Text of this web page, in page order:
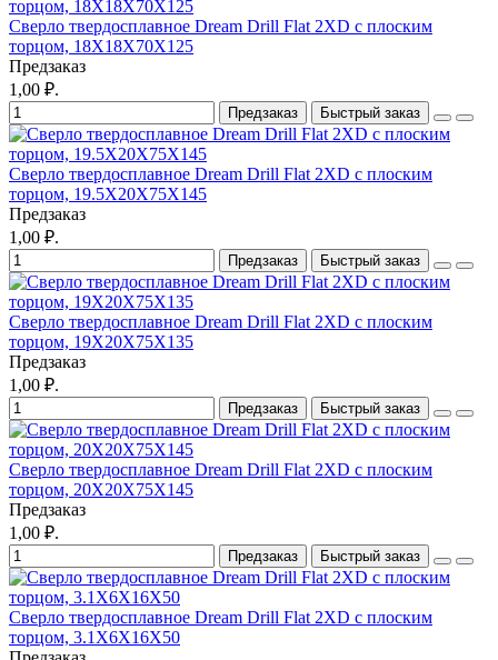
Сверло твердосплавное Dream Drill Flat 2XD с плоским
торцом, 18X18X70X125
Предзаказ
1,00 ₽.
Предзаказ Быстрый заказ
Сверло твердосплавное Dream Drill Flat 2XD с плоским
торцом, 19.5X20X75X145
Предзаказ
1,00 ₽.
Предзаказ Быстрый заказ
Сверло твердосплавное Dream Drill Flat 2XD с плоским
торцом, 19X20X75X135
Предзаказ
1,00 ₽.
Предзаказ Быстрый заказ
Сверло твердосплавное Dream Drill Flat 2XD с плоским
торцом, 20X20X75X145
Предзаказ
1,00 ₽.
Предзаказ Быстрый заказ
Сверло твердосплавное Dream Drill Flat 2XD с плоским
торцом, 3.1X6X16X50